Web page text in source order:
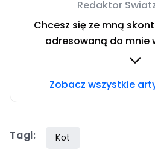
Redaktor
Chcesz się ze mną
adresowaną do mnie
Zobacz wszystkie
Tagi: Kot